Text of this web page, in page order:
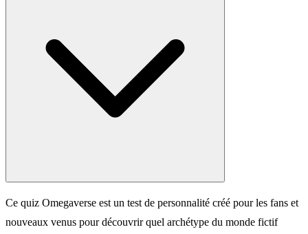
Ce quiz Omegaverse est un test de personnalité créé pour les fans et
nouveaux venus pour découvrir quel archétype du monde fictif